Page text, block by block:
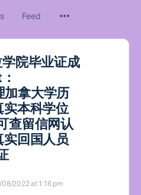
Feed
院毕业证成
拿大学历
本科学位
查留信网认
回国人员
08/2022 at 1:16 pm